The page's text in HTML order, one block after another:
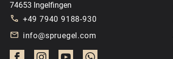
74653 Ingelfingen
+49 7940 9188-930
info@spruegel.com